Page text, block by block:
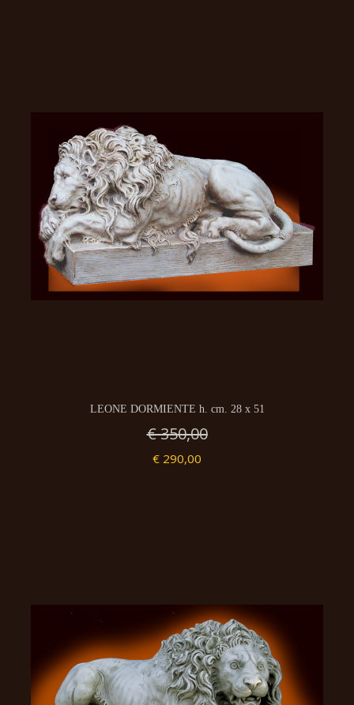
LEONE DORMIENTE h. cm. 28 x 51
€ 350,00
€ 290,00